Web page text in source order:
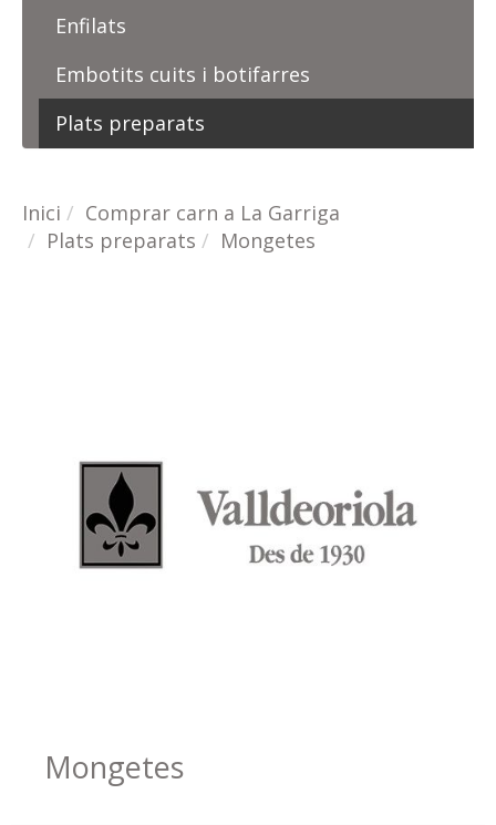
Enfilats
Embotits cuits i botifarres
Plats preparats
Inici
Comprar carn a La Garriga
Plats preparats
Mongetes
Mongetes